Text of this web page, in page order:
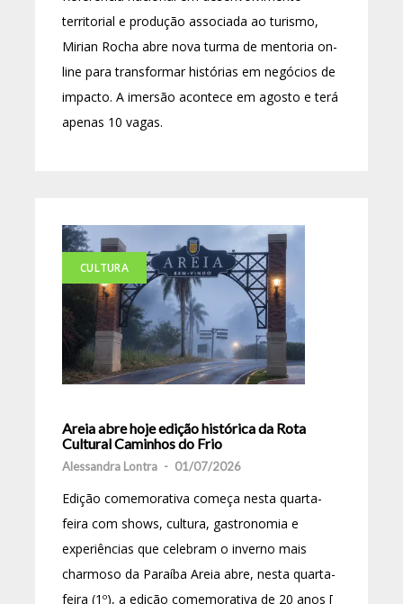
territorial e produção associada ao turismo,
Mirian Rocha abre nova turma de mentoria on-
line para transformar histórias em negócios de
impacto. A imersão acontece em agosto e terá
apenas 10 vagas.
CULTURA
Areia abre hoje edição histórica da Rota
Cultural Caminhos do Frio
Alessandra Lontra - 01/07/2026
Edição comemorativa começa nesta quarta-
feira com shows, cultura, gastronomia e
experiências que celebram o inverno mais
charmoso da Paraíba Areia abre, nesta quarta-
feira (1º), a edição comemorativa de 20 anos [